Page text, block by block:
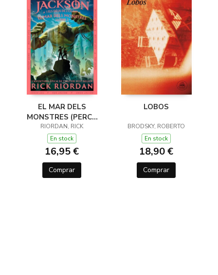
EL MAR DELS
MONSTRES (PERCY
JACKSON I ELS DÉUS
DE L'OLIMP 2)
RIORDAN, RICK
En stock
16,95 €
Comprar
LOBOS
BRODSKY, ROBERTO
En stock
18,90 €
Comprar